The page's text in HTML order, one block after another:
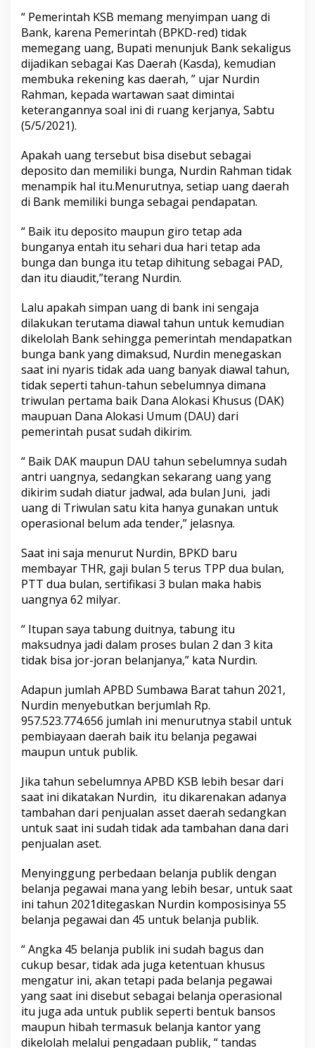
“ Pemerintah KSB memang menyimpan uang di
Bank, karena Pemerintah (BPKD-red) tidak
memegang uang, Bupati menunjuk Bank sekaligus
dijadikan sebagai Kas Daerah (Kasda), kemudian
membuka rekening kas daerah, ” ujar Nurdin
Rahman, kepada wartawan saat dimintai
keterangannya soal ini di ruang kerjanya, Sabtu
(5/5/2021).
Apakah uang tersebut bisa disebut sebagai
deposito dan memiliki bunga, Nurdin Rahman tidak
menampik hal itu.Menurutnya, setiap uang daerah
di Bank memiliki bunga sebagai pendapatan.
“ Baik itu deposito maupun giro tetap ada
bunganya entah itu sehari dua hari tetap ada
bunga dan bunga itu tetap dihitung sebagai PAD,
dan itu diaudit,”terang Nurdin.
Lalu apakah simpan uang di bank ini sengaja
dilakukan terutama diawal tahun untuk kemudian
dikelolah Bank sehingga pemerintah mendapatkan
bunga bank yang dimaksud, Nurdin menegaskan
saat ini nyaris tidak ada uang banyak diawal tahun,
tidak seperti tahun-tahun sebelumnya dimana
triwulan pertama baik Dana Alokasi Khusus (DAK)
maupuan Dana Alokasi Umum (DAU) dari
pemerintah pusat sudah dikirim.
“ Baik DAK maupun DAU tahun sebelumnya sudah
antri uangnya, sedangkan sekarang uang yang
dikirim sudah diatur jadwal, ada bulan Juni, jadi
uang di Triwulan satu kita hanya gunakan untuk
operasional belum ada tender,” jelasnya.
Saat ini saja menurut Nurdin, BPKD baru
membayar THR, gaji bulan 5 terus TPP dua bulan,
PTT dua bulan, sertifikasi 3 bulan maka habis
uangnya 62 milyar.
“ Itupan saya tabung duitnya, tabung itu
maksudnya jadi dalam proses bulan 2 dan 3 kita
tidak bisa jor-joran belanjanya,” kata Nurdin.
Adapun jumlah APBD Sumbawa Barat tahun 2021,
Nurdin menyebutkan berjumlah Rp.
957.523.774.656 jumlah ini menurutnya stabil untuk
pembiayaan daerah baik itu belanja pegawai
maupun untuk publik.
Jika tahun sebelumnya APBD KSB lebih besar dari
saat ini dikatakan Nurdin, itu dikarenakan adanya
tambahan dari penjualan asset daerah sedangkan
untuk saat ini sudah tidak ada tambahan dana dari
penjualan aset.
Menyinggung perbedaan belanja publik dengan
belanja pegawai mana yang lebih besar, untuk saat
ini tahun 2021ditegaskan Nurdin komposisinya 55
belanja pegawai dan 45 untuk belanja publik.
“ Angka 45 belanja publik ini sudah bagus dan
cukup besar, tidak ada juga ketentuan khusus
mengatur ini, akan tetapi pada belanja pegawai
yang saat ini disebut sebagai belanja operasional
itu juga ada untuk publik seperti bentuk bansos
maupun hibah termasuk belanja kantor yang
dikelolah melalui pengadaan publik, “ tandas